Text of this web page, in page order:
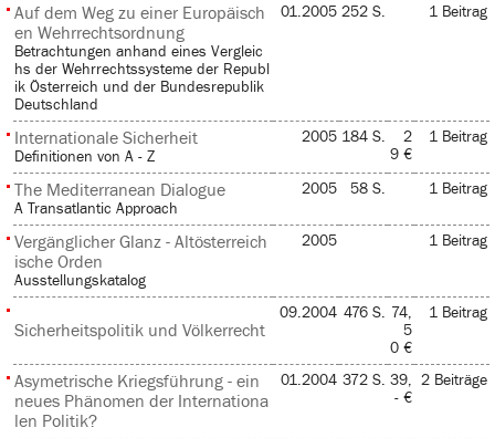
Auf dem Weg zu einer Europäisch
en Wehrrechtsordnung
Betrachtungen anhand eines Vergleic
hs der Wehrrechtssysteme der Republ
ik Österreich und der Bundesrepublik
Deutschland
01.2005 252 S. 1 Beitrag
Internationale Sicherheit
Definitionen von A - Z
2005 184 S.
2
9 €
1 Beitrag
The Mediterranean Dialogue
A Transatlantic Approach
2005 58 S. 1 Beitrag
Vergänglicher Glanz - Altösterreich
ische Orden
Ausstellungskatalog
2005 1 Beitrag
Sicherheitspolitik und Völkerrecht
09.2004 476 S. 74,
5
0 €
1 Beitrag
Asymetrische Kriegsführung - ein
neues Phänomen der Internationa
len Politik?
01.2004 372 S. 39,
- €
2 Beiträge